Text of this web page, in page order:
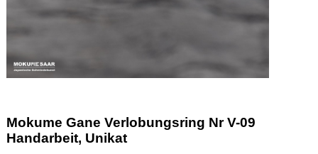
Mokume Gane Verlobungsring Nr V-09
Handarbeit, Unikat